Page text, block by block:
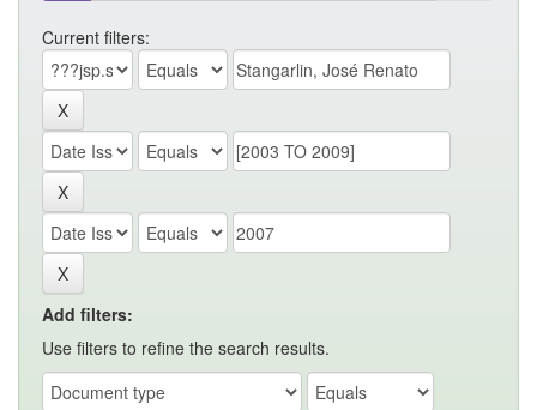
Current filters:
Add filters:
Use filters to refine the search results.